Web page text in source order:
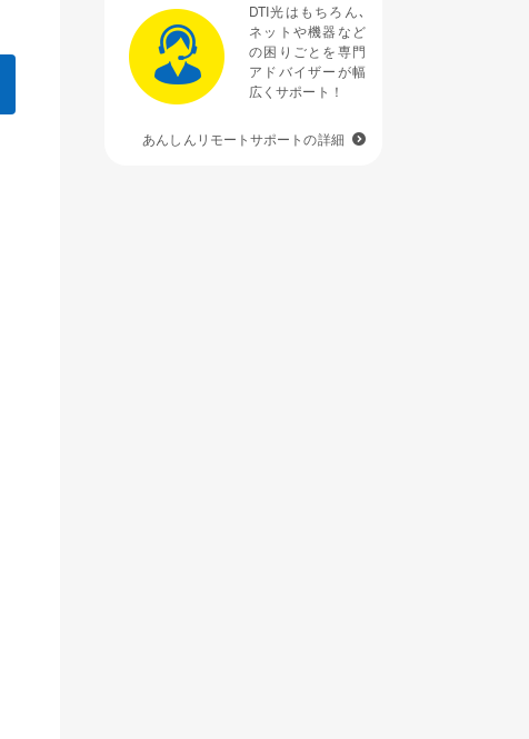
DTI光はもちろん､
ネットや機器など
の困りごとを専門
アドバイザーが幅
広くサポート！
あんしんリモートサポートの詳細